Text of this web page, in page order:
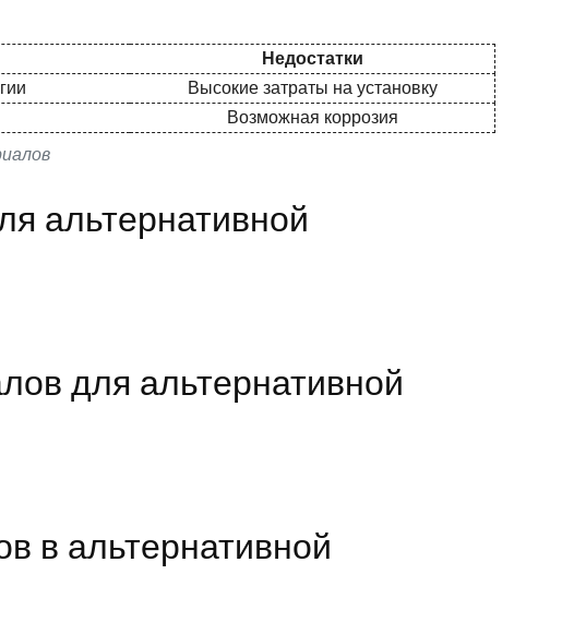
Недостатки
Высокие затраты на установку
Возможная коррозия
альтернативной
для альтернативной
в альтернативной